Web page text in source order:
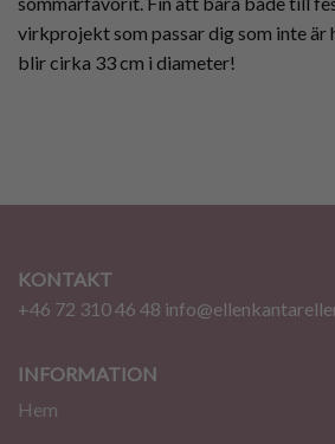
virkprojekt som passar dig som inte är
blir cirka 33 cm i diameter!
KONTAKT
+46 72 310 46 48
INFORMATION
Hem